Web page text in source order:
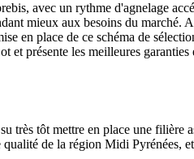
avec un rythme d'agnelage
mieux aux besoins du marché.
en place de ce schéma de
présente les meilleures
très tôt mettre en place une filière
de la région Midi Pyrénées,